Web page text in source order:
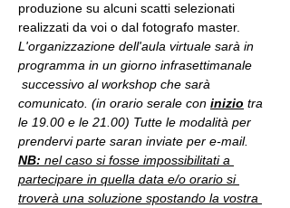
produzione su alcuni scatti selezionati
realizzati da voi o dal fotografo master.
L'organizzazione dell'aula virtuale sarà in
programma in un giorno infrasettimanale
successivo al workshop che sarà
comunicato. (in orario serale con inizio tra
le 19.00 e le 21.00) Tutte le modalità per
prendervi parte saran inviate per e-mail.
NB: nel caso si fosse impossibilitati a
partecipare in quella data e/o orario si
troverà una soluzione spostando la vostra